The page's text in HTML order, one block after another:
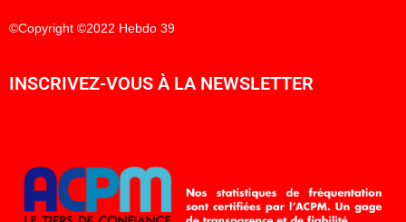
©Copyright ©2022 Hebdo 39
INSCRIVEZ-VOUS À LA NEWSLETTER